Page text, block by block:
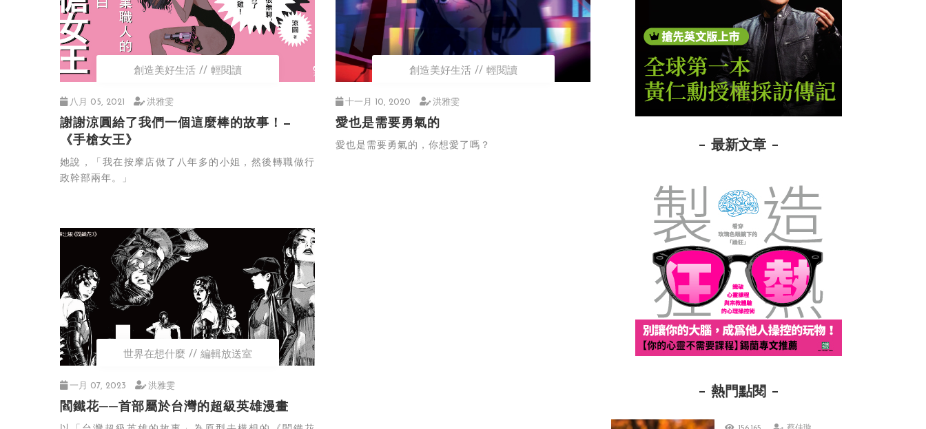
創造美好生活 輕閱讀
八月 05, 2021 洪雅雯
謝謝涼圓給了我們一個這麼棒的故事！—
《手槍女王》
她說，「我在按摩店做了八年多的小姐，然後轉職做行
政幹部兩年。」
創造美好生活 輕閱讀
十一月 10, 2020 洪雅雯
愛也是需要勇氣的
愛也是需要勇氣的，你想愛了嗎？
世界在想什麼 編輯放送室
一月 07, 2023 洪雅雯
閻鐵花──首部屬於台灣的超級英雄漫畫
最新文章
熱門點閱